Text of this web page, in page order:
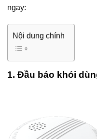
ngay:
Nội dung chính
1. Đầu báo khói